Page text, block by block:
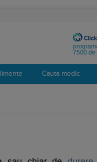
7500 de
Cauta medic